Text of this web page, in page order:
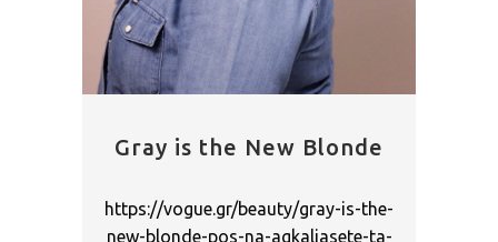
Gray is the New Blonde
https://vogue.gr/beauty/gray-is-the-
new-blonde-pos-na-agkaliasete-ta-